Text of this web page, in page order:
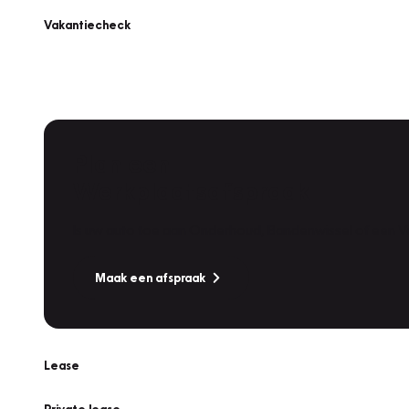
Vakantiecheck
Maak een afspraak
Lease